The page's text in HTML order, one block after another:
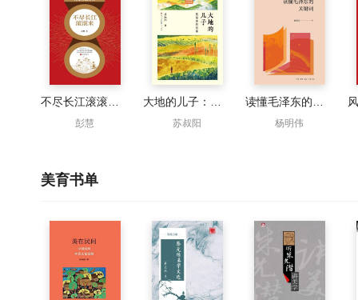
彭慧 苏叔阳 杨明伟
美育书单